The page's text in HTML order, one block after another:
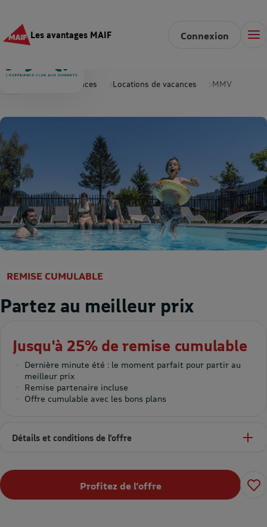
Les avantages MAIF Connexion
Vacances Locations de vacances MMV
REMISE CUMULABLE
Partez au meilleur prix
Jusqu'à 25% de remise cumulable
Dernière minute été : le moment parfait pour partir au
meilleur prix
Remise partenaire incluse
Offre cumulable avec les bons plans
Détails et conditions de l’offre
Profitez de l’offre